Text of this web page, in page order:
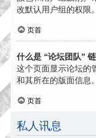
改默认用户组的权限。
页首
什么是 “论坛团队”
这个页面显示论坛的
和其所在的版面信息。
页首
私人讯息